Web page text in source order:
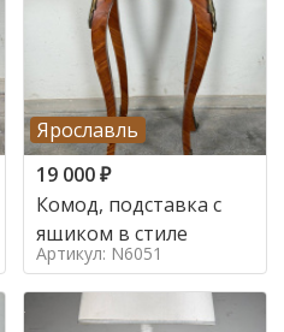
Ярославль
19 000₽
Комод, подставка с
ящиком в стиле
Артикул: N6051